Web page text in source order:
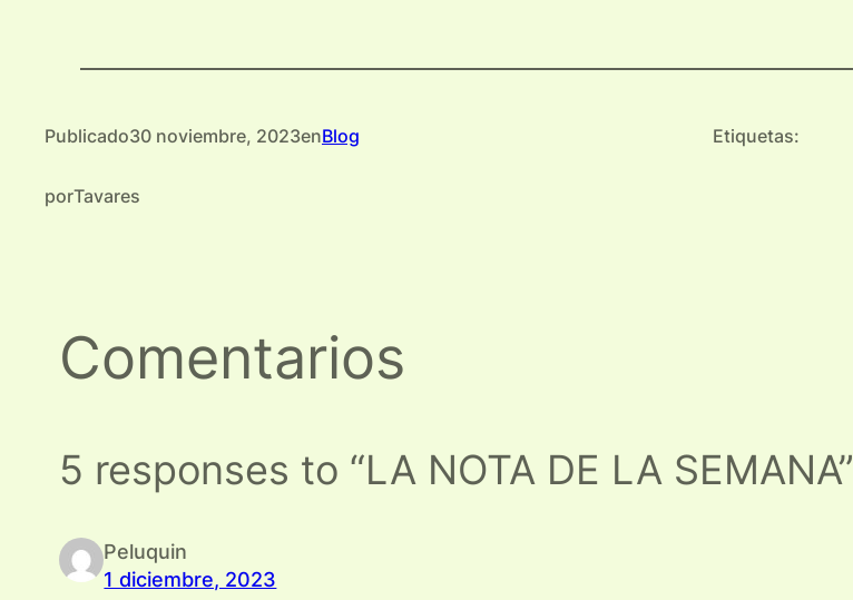
Publicado30 noviembre, 2023enBlog
porTavares
Etiquetas:
Comentarios
5 responses to “LA NOTA DE LA SEMANA”
Peluquin
1 diciembre, 2023